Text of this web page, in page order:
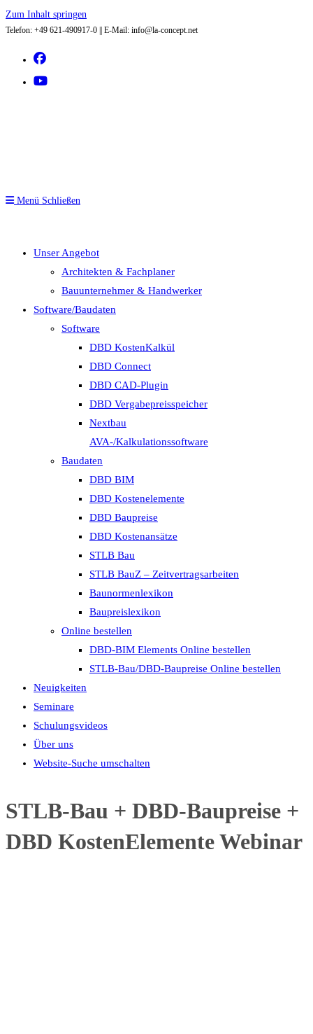
Zum Inhalt springen
Telefon: +49 621-490917-0 || E-Mail: info@la-concept.net
Menü Schließen
Unser Angebot
Architekten & Fachplaner
Bauunternehmer & Handwerker
Software/Baudaten
Software
DBD KostenKalkül
DBD Connect
DBD CAD-Plugin
DBD Vergabepreisspeicher
Nextbau
AVA-/Kalkulationssoftware
Baudaten
DBD BIM
DBD Kostenelemente
DBD Baupreise
DBD Kostenansätze
STLB Bau
STLB BauZ – Zeitvertragsarbeiten
Baunormenlexikon
Baupreislexikon
Online bestellen
DBD-BIM Elements Online bestellen
STLB-Bau/DBD-Baupreise Online bestellen
Neuigkeiten
Seminare
Schulungsvideos
Über uns
Website-Suche umschalten
STLB-Bau + DBD-Baupreise +
DBD KostenElemente Webinar